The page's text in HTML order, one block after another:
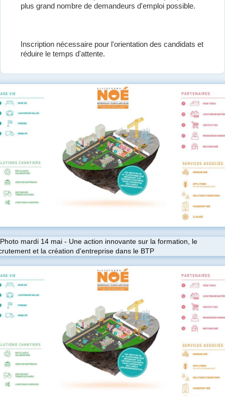
plus grand nombre de demandeurs d'emploi possible.
Inscription nécessaire pour l'orientation des candidats et
réduire le temps d'attente.